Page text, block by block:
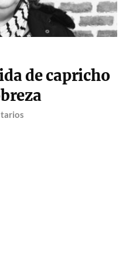
de capricho